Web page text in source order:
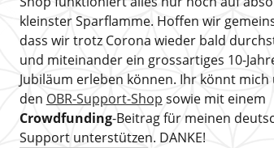
kleinster Sparflamme. Hoffen wir
dass wir trotz Corona wieder bald
und miteinander ein grossartiges 10-
Jubiläum erleben können. Ihr könnt mich
den OBR-Support-Shop sowie mit einem
Crowdfunding-Beitrag für meinen
Support unterstützen. DANKE!